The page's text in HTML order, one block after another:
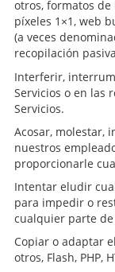
otros, formatos
píxeles 1×1, web
(a veces
recopilación
Interferir,
Servicios o en las
Servicios.
Acosar, molestar,
nuestros
proporcionarle
Intentar eludir
para impedir o
cualquier parte de
Copiar o adaptar
otros, Flash, PHP,